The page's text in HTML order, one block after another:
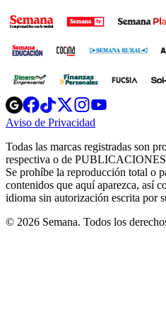
Opens
in
new
Opens
in
new
Opens
in
new
window
Opens
new
windowwindow
Aviso de Privacidad
new
window
Todas las marcas registradas son
respectiva o de
Se prohíbe la reproducción total o
contenidos que aquí aparezca, así
idioma sin autorización escrita por
© 2026 Semana. Todos los